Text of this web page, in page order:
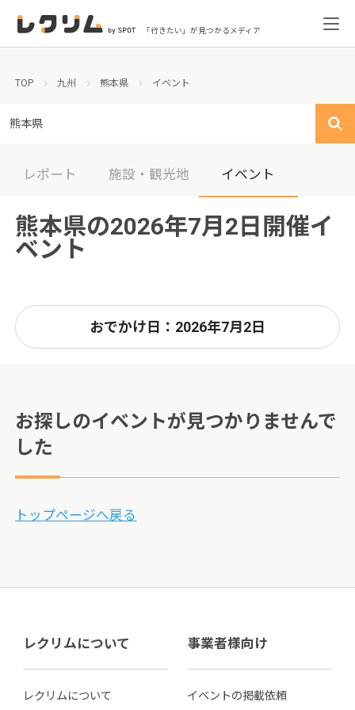
「行きたい」が見つかるメディア
TOP 九州 熊本県 イベント
熊本県
レポート 施設・観光地 イベント
熊本県の2026年7月2日開催イ
ベント
おでかけ日：2026年7月2日
お探しのイベントが見つかりませんで
した
トップページへ戻る
レクリムについて
レクリムについて
事業者様向け
イベントの掲載依頼